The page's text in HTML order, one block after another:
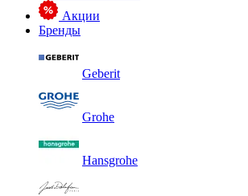
Акции
Бренды
Geberit
Grohe
Hansgrohe